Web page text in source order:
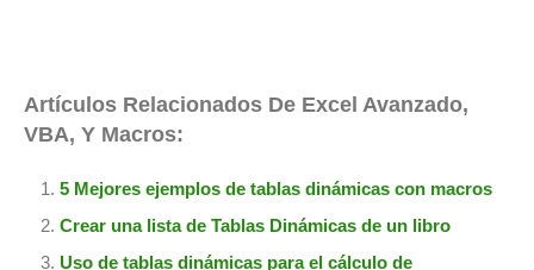
Artículos Relacionados De Excel Avanzado,
VBA, Y Macros:
5 Mejores ejemplos de tablas dinámicas con macros
Crear una lista de Tablas Dinámicas de un libro
Uso de tablas dinámicas para el cálculo de